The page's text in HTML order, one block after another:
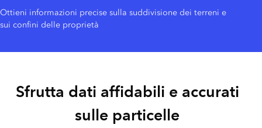
Ottieni informazioni precise sulla suddivisione dei terreni e
sui confini delle proprietà
Sfrutta dati affidabili e accurati
sulle particelle